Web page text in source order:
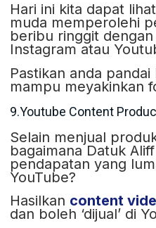
Hari ini kita dapat
muda memperolehi
beribu ringgit
Instagram atau
Pastikan anda
mampu meyakinkan
9.Youtube Content
Selain menjual
bagaimana Datuk
pendapatan yang
YouTube?
Hasilkan content
dan boleh ‘dijual’ di